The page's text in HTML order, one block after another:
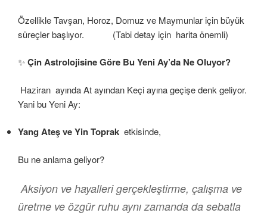
Özellikle Tavşan, Horoz, Domuz ve Maymunlar için büyük
süreçler başlıyor. (Tabi detay için harita önemli)
✨Çin Astrolojisine Göre Bu Yeni Ay’da Ne Oluyor?
Haziran ayında At ayından Keçi ayına geçişe denk geliyor.
Yani bu Yeni Ay:
Yang Ateş ve Yin Toprak etkisinde,
Bu ne anlama geliyor?
Aksiyon ve hayalleri gerçekleştirme, çalışma ve
üretme ve özgür ruhu aynı zamanda da sebatla